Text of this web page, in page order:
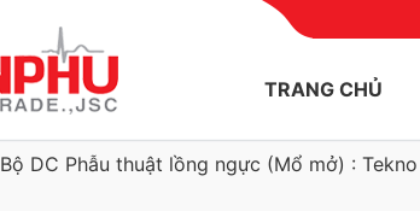
TRANG CHỦ
Bộ DC Phẫu thuật lồng ngực (Mổ mở) : Tekno